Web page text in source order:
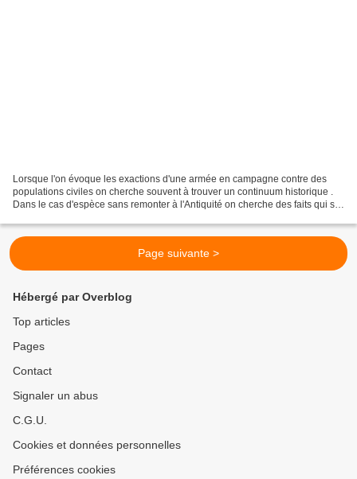
Lorsque l'on évoque les exactions d'une armée en campagne contre des
populations civiles on cherche souvent à trouver un continuum historique .
Dans le cas d'espèce sans remonter à l'Antiquité on cherche des faits qui se
Page suivante >
Hébergé par Overblog
Top articles
Pages
Contact
Signaler un abus
C.G.U.
Cookies et données personnelles
Préférences cookies